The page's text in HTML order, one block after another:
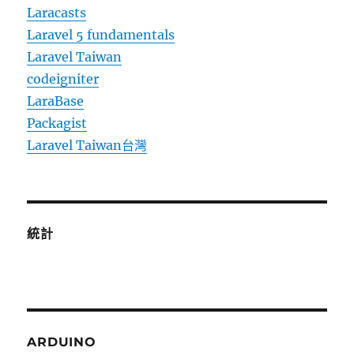
Laracasts
Laravel 5 fundamentals
Laravel Taiwan
codeigniter
LaraBase
Packagist
Laravel Taiwan台灣
統計
ARDUINO